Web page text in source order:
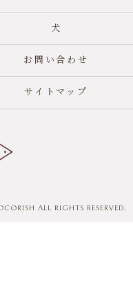
犬
お問い合わせ
サイトマップ
ALL RIGHTS RESERVED.